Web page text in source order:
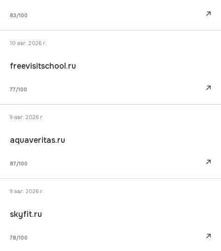
83/100 ↗
10 авг. 2026 г.
freevisitschool.ru
77/100 ↗
9 авг. 2026 г.
aquaveritas.ru
87/100 ↗
9 авг. 2026 г.
skyfit.ru
78/100 ↗